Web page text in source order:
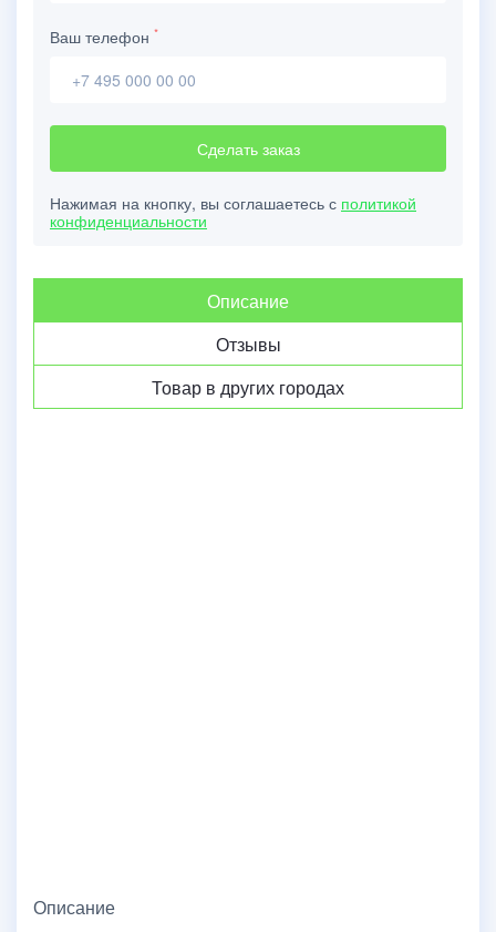
Ваш телефон *
Сделать заказ
Нажимая на кнопку, вы соглашаетесь с политикой
конфиденциальности
Описание
Отзывы
Товар в других городах
Описание